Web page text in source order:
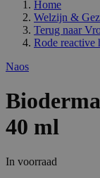
Home
Welzijn &
Terug naar
Rode reactive
Naos
40 ml
In voorraad